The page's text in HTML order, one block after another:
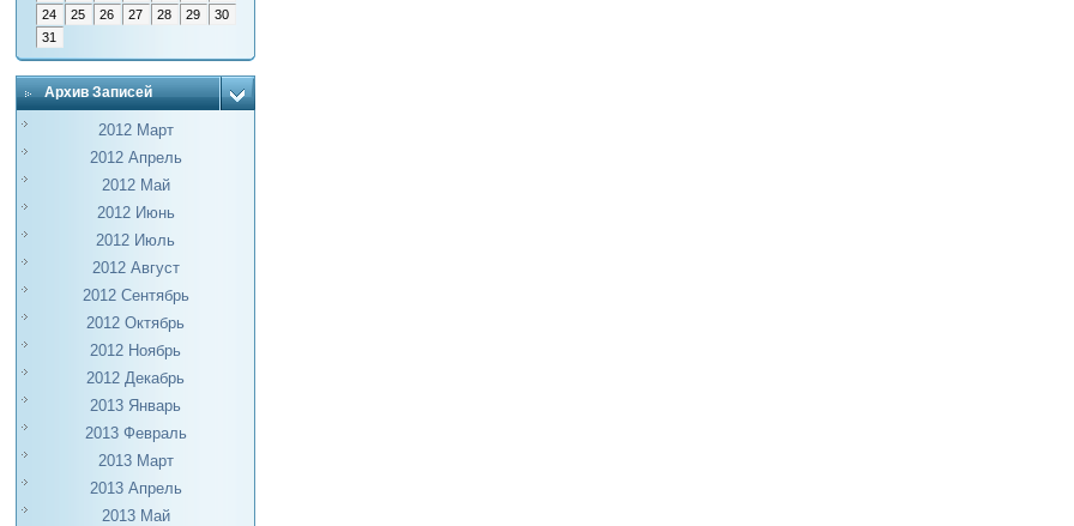
24
25 26 27 28 29
30
31
Архив Записей
2012 Март
2012 Апрель
2012 Май
2012 Июнь
2012 Июль
2012 Август
2012 Сентябрь
2012 Октябрь
2012 Ноябрь
2012 Декабрь
2013 Январь
2013 Февраль
2013 Март
2013 Апрель
2013 Май